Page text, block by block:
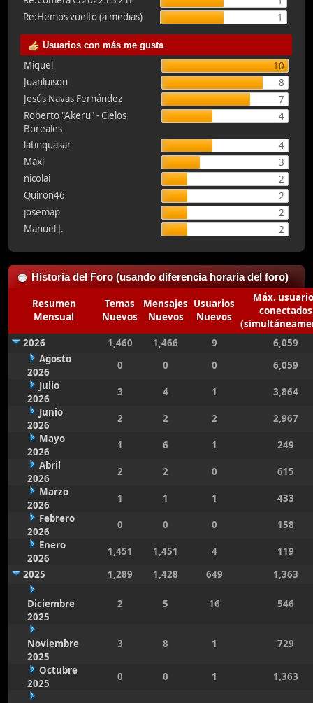
Re:Hemos vuelto (a medias)
1
Usuarios con más me gusta
Miquel
10
Juanluison
8
Jesús Navas Fernández
7
Roberto "Akeru" - Cielos
Boreales
4
latinquasar
4
Maxi
3
nicolai
2
Quiron46
2
josemap
2
Manuel J.
2
Historia del Foro (usando diferencia horaria del foro)
Resumen
Mensual
Temas
Nuevos
Mensajes
Nuevos
Usuarios
Nuevos
Máx.
conectados
2026
1,460 1,466 9
6,059
Agosto
2026
0 0 0
6,059
Julio
2026
3 4 1
3,864
Junio
2026
2 2 2
2,967
Mayo
2026
1 6 1
249
Abril
2026
2 2 0
615
Marzo
2026
1 1 1
433
Febrero
2026
0 0 0
158
Enero
2026
1,451 1,451 4
119
2025
1,289 1,428 649 1,363
Diciembre
2025
2 5 16 546
Noviembre
2025
3 8 1 729
Octubre
2025
0 0 1 1,363